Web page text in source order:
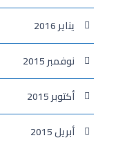
يناير 2016
نوفمبر 2015
أكتوبر 2015
أبريل 2015